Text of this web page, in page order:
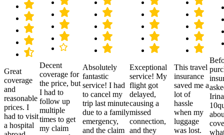
Great
coverage
and
reasonable
prices. I
had to visit
a hospital
Decent
coverage for
the price, but
I had to
follow up
multiple
times to get
my claim
Absolutely
fantastic
service! I had
to cancel my
trip last minute
due to a family
emergency,
and the claim
Exceptional
service! My
flight got
delayed,
causing a
missed
connection,
and they
This travel
insurance
saved me a
lot of
hassle
when my
luggage
was lost.